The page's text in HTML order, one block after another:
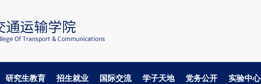
研究生教育 招生就业 国际交流 学子天地 党务公开 实验中心